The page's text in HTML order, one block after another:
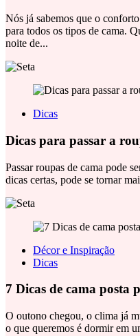
Nós já sabemos que o
para todos os tipos de cama.
noite de...
Dicas
Dicas para passar a
Passar roupas de cama pode
dicas certas, pode se tornar
Décor e Inspiração
Dicas
7 Dicas de cama posta
O outono chegou, o clima já
o que queremos é dormir em